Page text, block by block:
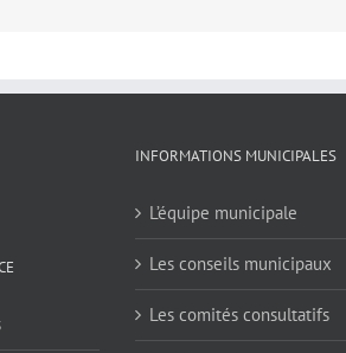
INFORMATIONS MUNICIPALES
L’équipe municipale
Les conseils municipaux
Les comités consultatifs